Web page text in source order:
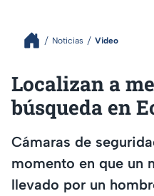
Noticias Video
Localizan a
búsqueda en
Cámaras de
momento en que un
llevado por un